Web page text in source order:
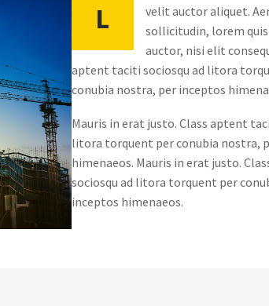
L
velit auctor aliquet.
sollicitudin, lorem
auctor, nisi elit
aptent taciti sociosqu ad litora
conubia nostra, per inceptos
Mauris in erat justo. Class aptent
litora torquent per conubia nostra,
himenaeos. Mauris in erat justo.
sociosqu ad litora torquent per
inceptos himenaeos.